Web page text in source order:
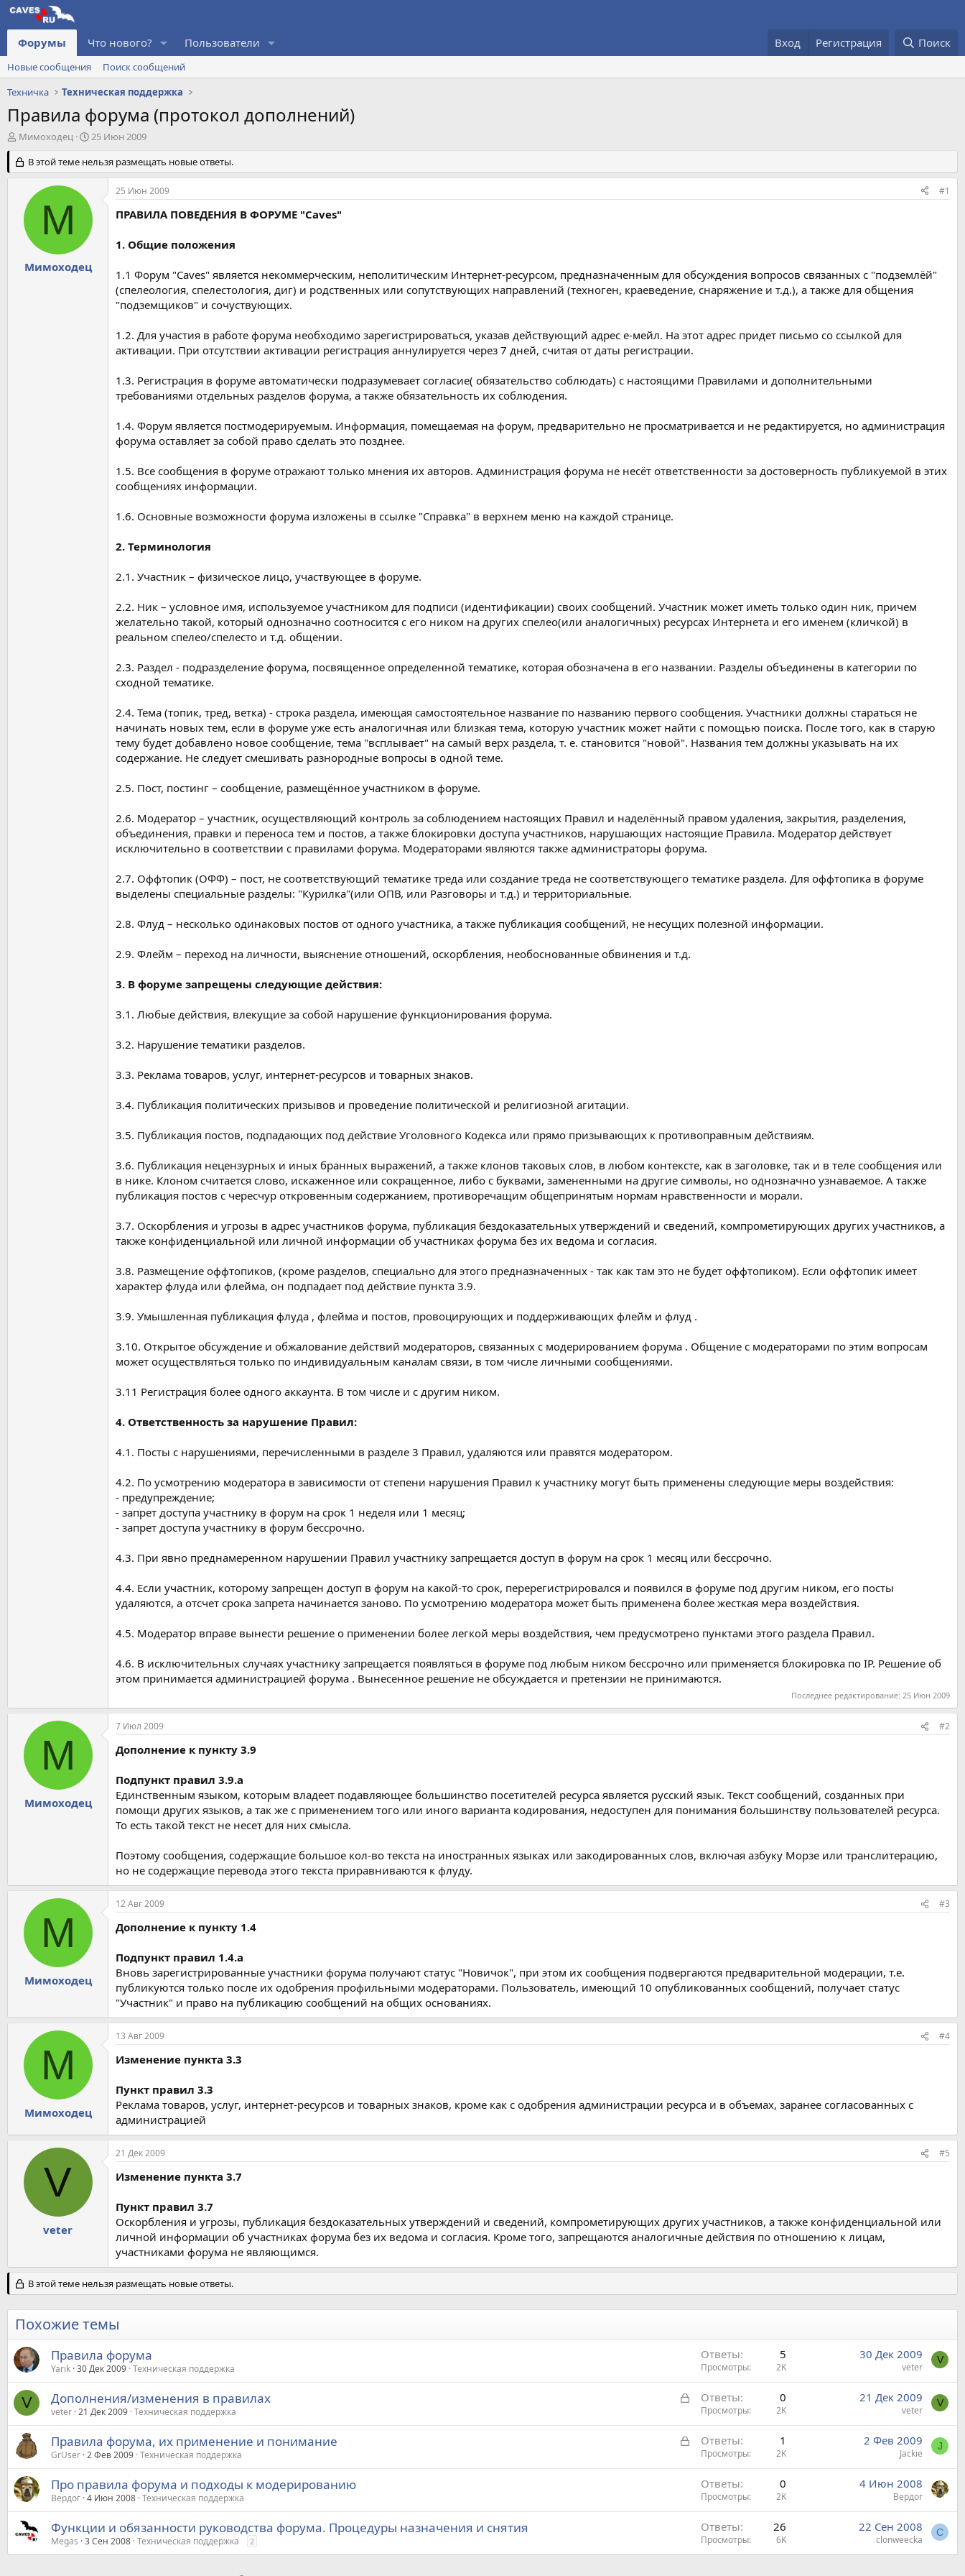
Форумы Что нового? Пользователи Вход Регистрация Поиск
Новые сообщения
Поиск сообщений
Техничка
Техническая поддержка
Правила форума (протокол дополнений)
А
т
о
м
Мимоходец
Д
т
а
ч
а
25 Июн 2009
В этой теме нельзя размещать новые ответы.
М
Мимоходец
25 Июн 2009 #1
ПРАВИЛА ПОВЕДЕНИЯ В ФОРУМЕ "Caves"
1. Общие положения
1.1 Форум "Caves" является некоммерческим, неполитическим Интернет-ресурсом, предназначенным для обсуждения вопросов связанных с "подземлёй"
(спелеология, спелестология, диг) и родственных или сопутствующих направлений (техноген, краеведение, снаряжение и т.д.), а также для общения
"подземщиков" и сочуствующих.
1.2. Для участия в работе форума необходимо зарегистрироваться, указав действующий адрес е-мейл. На этот адрес придет письмо со ссылкой для
активации. При отсутствии активации регистрация аннулируется через 7 дней, считая от даты регистрации.
1.3. Регистрация в форуме автоматически подразумевает согласие( обязательство соблюдать) с настоящими Правилами и дополнительными
требованиями отдельных разделов форума, а также обязательность их соблюдения.
1.4. Форум является постмодерируемым. Информация, помещаемая на форум, предварительно не просматривается и не редактируется, но администрация
форума оставляет за собой право сделать это позднее.
1.5. Все сообщения в форуме отражают только мнения их авторов. Администрация форума не несёт ответственности за достоверность публикуемой в этих
сообщениях информации.
1.6. Основные возможности форума изложены в ссылке "Справка" в верхнем меню на каждой странице.
2. Терминология
2.1. Участник – физическое лицо, участвующее в форуме.
2.2. Ник – условное имя, используемое участником для подписи (идентификации) своих сообщений. Участник может иметь только один ник, причем
желательно такой, который однозначно соотносится с его ником на других спелео(или аналогичных) ресурсах Интернета и его именем (кличкой) в
реальном спелео/спелесто и т.д. общении.
2.3. Раздел - подразделение форума, посвященное определенной тематике, которая обозначена в его названии. Разделы объединены в категории по
сходной тематике.
2.4. Тема (топик, тред, ветка) - строка раздела, имеющая самостоятельное название по названию первого сообщения. Участники должны стараться не
начинать новых тем, если в форуме уже есть аналогичная или близкая тема, которую участник может найти с помощью поиска. После того, как в старую
тему будет добавлено новое сообщение, тема "всплывает" на самый верх раздела, т. е. становится "новой". Названия тем должны указывать на их
содержание. Не следует смешивать разнородные вопросы в одной теме.
2.5. Пост, постинг – сообщение, размещённое участником в форуме.
2.6. Модератор – участник, осуществляющий контроль за соблюдением настоящих Правил и наделённый правом удаления, закрытия, разделения,
объединения, правки и переноса тем и постов, а также блокировки доступа участников, нарушающих настоящие Правила. Модератор действует
исключительно в соответствии с правилами форума. Модераторами являются также администраторы форума.
2.7. Оффтопик (ОФФ) – пост, не соответствующий тематике треда или создание треда не соответствующего тематике раздела. Для оффтопика в форуме
выделены специальные разделы: "Курилка"(или ОПВ, или Разговоры и т.д.) и территориальные.
2.8. Флуд – несколько одинаковых постов от одного участника, а также публикация сообщений, не несущих полезной информации.
2.9. Флейм – переход на личности, выяснение отношений, оскорбления, необоснованные обвинения и т.д.
3. В форуме запрещены следующие действия:
3.1. Любые действия, влекущие за собой нарушение функционирования форума.
3.2. Нарушение тематики разделов.
3.3. Реклама товаров, услуг, интернет-ресурсов и товарных знаков.
3.4. Публикация политических призывов и проведение политической и религиозной агитации.
3.5. Публикация постов, подпадающих под действие Уголовного Кодекса или прямо призывающих к противоправным действиям.
3.6. Публикация нецензурных и иных бранных выражений, а также клонов таковых слов, в любом контексте, как в заголовке, так и в теле сообщения или
в нике. Клоном считается слово, искаженное или сокращенное, либо с буквами, замененными на другие символы, но однозначно узнаваемое. А также
публикация постов с чересчур откровенным содержанием, противоречащим общепринятым нормам нравственности и морали.
3.7. Оскорбления и угрозы в адрес участников форума, публикация бездоказательных утверждений и сведений, компрометирующих других участников, а
также конфиденциальной или личной информации об участниках форума без их ведома и согласия.
3.8. Размещение оффтопиков, (кроме разделов, специально для этого предназначенных - так как там это не будет оффтопиком). Если оффтопик имеет
характер флуда или флейма, он подпадает под действие пункта 3.9.
3.9. Умышленная публикация флуда , флейма и постов, провоцирующих и поддерживающих флейм и флуд .
3.10. Открытое обсуждение и обжалование действий модераторов, связанных с модерированием форума . Общение с модераторами по этим вопросам
может осуществляться только по индивидуальным каналам связи, в том числе личными сообщениями.
3.11 Регистрация более одного аккаунта. В том числе и с другим ником.
4. Ответственность за нарушение Правил:
4.1. Посты с нарушениями, перечисленными в разделе 3 Правил, удаляются или правятся модератором.
4.2. По усмотрению модератора в зависимости от степени нарушения Правил к участнику могут быть применены следующие меры воздействия:
- предупреждение;
- запрет доступа участнику в форум на срок 1 неделя или 1 месяц;
- запрет доступа участнику в форум бессрочно.
4.3. При явно преднамеренном нарушении Правил участнику запрещается доступ в форум на срок 1 месяц или бессрочно.
4.4. Если участник, которому запрещен доступ в форум на какой-то срок, перерегистрировался и появился в форуме под другим ником, его посты
удаляются, а отсчет срока запрета начинается заново. По усмотрению модератора может быть применена более жесткая мера воздействия.
4.5. Модератор вправе вынести решение о применении более легкой меры воздействия, чем предусмотрено пунктами этого раздела Правил.
4.6. В исключительных случаях участнику запрещается появляться в форуме под любым ником бессрочно или применяется блокировка по IP. Решение об
этом принимается администрацией форума . Вынесенное решение не обсуждается и претензии не принимаются.
Последнее редактирование: 25 Июн 2009
М
Мимоходец
7 Июл 2009 #2
Дополнение к пункту 3.9
Подпункт правил 3.9.a
Единственным языком, которым владеет подавляющее большинство посетителей ресурса является русский язык. Текст сообщений, созданных при
помощи других языков, а так же с применением того или иного варианта кодирования, недоступен для понимания большинству пользователей ресурса.
То есть такой текст не несет для них смысла.
Поэтому сообщения, содержащие большое кол-во текста на иностранных языках или закодированных слов, включая азбуку Морзе или транслитерацию,
но не содержащие перевода этого текста приравниваются к флуду.
М
Мимоходец
12 Авг 2009 #3
Дополнение к пункту 1.4
Подпункт правил 1.4.a
Вновь зарегистрированные участники форума получают статус "Новичок", при этом их сообщения подвергаются предварительной модерации, т.е.
публикуются только после их одобрения профильными модераторами. Пользователь, имеющий 10 опубликованных сообщений, получает статус
"Участник" и право на публикацию сообщений на общих основаниях.
М
Мимоходец
13 Авг 2009 #4
Изменение пункта 3.3
Пункт правил 3.3
Реклама товаров, услуг, интернет-ресурсов и товарных знаков, кроме как с одобрения администрации ресурса и в объемах, заранее согласованных с
администрацией
V
veter
21 Дек 2009 #5
Изменение пункта 3.7
Пункт правил 3.7
Оскорбления и угрозы, публикация бездоказательных утверждений и сведений, компрометирующих других участников, а также конфиденциальной или
личной информации об участниках форума без их ведома и согласия. Кроме того, запрещаются аналогичные действия по отношению к лицам,
участниками форума не являющимся.
В этой теме нельзя размещать новые ответы.
Похожие темы
Правила форума
Yarik 30 Дек 2009 Техническая поддержка
Ответы 5
Просмотры 2K
30 Дек 2009
veter
V
V
З
к
р
т
Дополнения/изменения в правилах
veter 21 Дек 2009 Техническая поддержка
Ответы 0
Просмотры 2K
21 Дек 2009
veter
V
З
к
т
Правила форума, их применение и понимание
GrUser 2 Фев 2009 Техническая поддержка
Ответы 1
Просмотры 2K
2 Фев 2009
Jackie
J
Про правила форума и подходы к модерированию
Вердог 4 Июн 2008 Техническая поддержка
Ответы 0
Просмотры 2K
4 Июн 2008
Вердог
Функции и обязанности руководства форума. Процедуры назначения и снятия
Megas 3 Сен 2008 Техническая поддержка 2
Ответы 26
Просмотры 6K
22 Сен 2008
clonweecka
C